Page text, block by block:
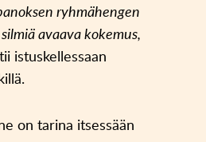
ryhmähengen
avaava kokemus,
istuskellessaan
on tarina itsessään